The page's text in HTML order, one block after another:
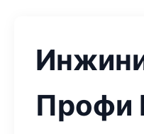
Профи